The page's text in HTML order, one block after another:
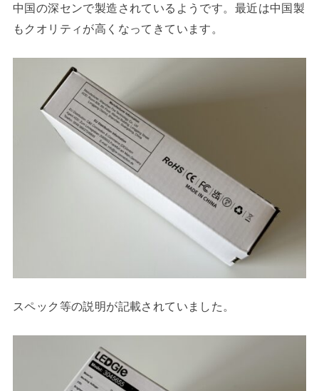
中国の深センで製造されているようです。最近は中国製
もクオリティが高くなってきています。
スペック等の説明が記載されていました。